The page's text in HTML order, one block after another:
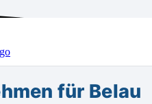
für Belau